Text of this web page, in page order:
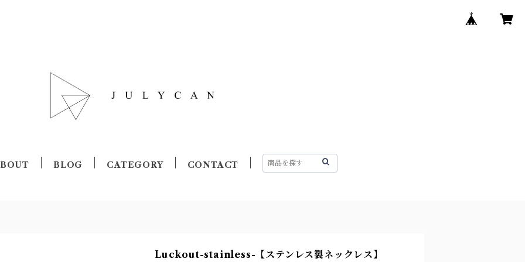
BLOG CATEGORY CONTACT
Luckout-stainless-【ステンレス製ネックレス】